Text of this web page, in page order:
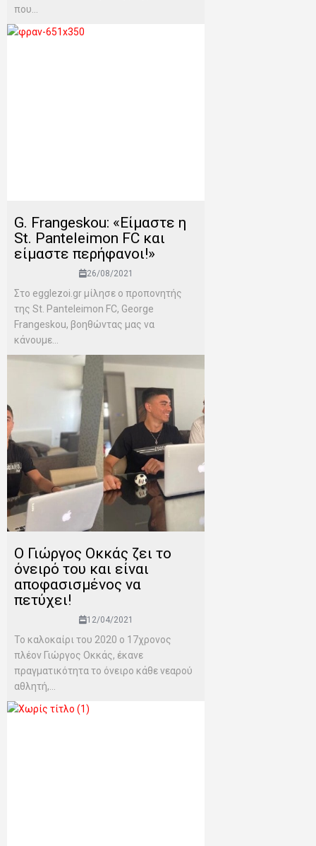
που...
G. Frangeskou: «Είμαστε η
St. Panteleimon FC και
είμαστε περήφανοι!»
26/08/2021
Στο egglezoi.gr μίλησε ο προπονητής
της St. Panteleimon FC, George
Frangeskou, βοηθώντας μας να
κάνουμε...
Ο Γιώργος Οκκάς ζει το
όνειρό του και είναι
αποφασισμένος να
πετύχει!
12/04/2021
Το καλοκαίρι του 2020 ο 17χρονος
πλέον Γιώργος Οκκάς, έκανε
πραγματικότητα το όνειρο κάθε νεαρού
αθλητή,...